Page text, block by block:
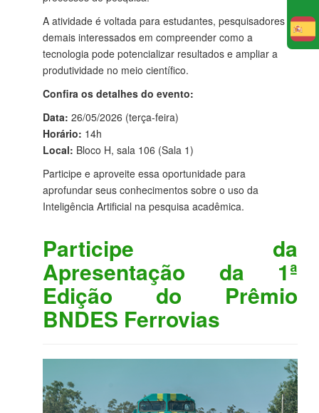
A atividade é voltada para estudantes, pesquisadores e
demais interessados em compreender como a
tecnologia pode potencializar resultados e ampliar a
produtividade no meio científico.
Confira os detalhes do evento:
Data: 26/05/2026 (terça-feira)
Horário: 14h
Local: Bloco H, sala 106 (Sala 1)
Participe e aproveite essa oportunidade para
aprofundar seus conhecimentos sobre o uso da
Inteligência Artificial na pesquisa acadêmica.
Participe da
Apresentação da 1ª
Edição do Prêmio
BNDES Ferrovias